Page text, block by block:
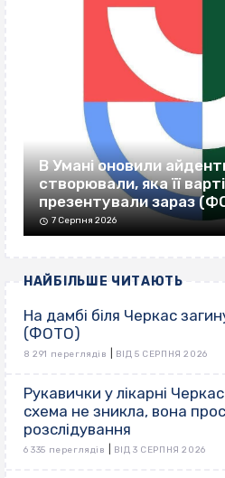
В Умані оновили
створювали, яка її
презентували зараз
7 Серпня 2026
НАЙБІЛЬШЕ ЧИТАЮТЬ
На дамбі біля Черкас
(ФОТО)
8 291 переглядів ВІД 5 СЕРПНЯ 2026
Рукавички у лікарні
схема не зникла, вона
розслідування
6 335 переглядів ВІД 3 СЕРПНЯ 2026